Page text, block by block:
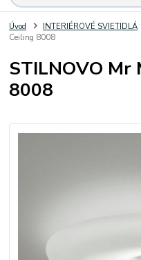
Úvod INTERIÉROVÉ SVIETIDLÁ
Ceiling 8008
STILNOVO Mr
8008